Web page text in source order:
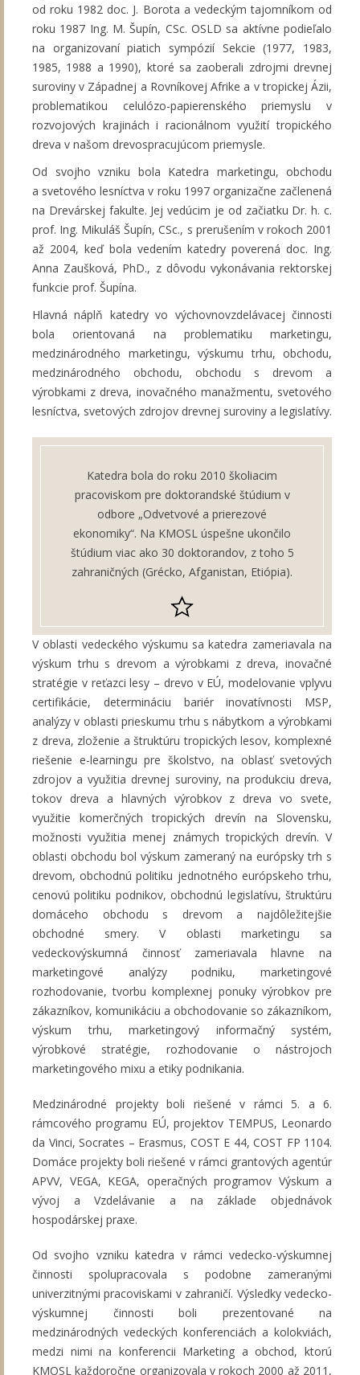
od roku 1982 doc. J. Borota a vedeckým tajomníkom od
roku 1987 Ing. M. Šupín, CSc. OSLD sa aktívne podieľalo
na organizovaní piatich sympózií Sekcie (1977, 1983,
1985, 1988 a 1990), ktoré sa zaoberali zdrojmi drevnej
suroviny v Západnej a Rovníkovej Afrike a v tropickej Ázii,
problematikou celulózo-papierenského priemyslu v
rozvojových krajinách i racionálnom využití tropického
dreva v našom drevospracujúcom priemysle.
Od svojho vzniku bola Katedra marketingu, obchodu
a svetového lesníctva v roku 1997 organizačne začlenená
na Drevárskej fakulte. Jej vedúcim je od začiatku Dr. h. c.
prof. Ing. Mikuláš Šupín, CSc., s prerušením v rokoch 2001
až 2004, keď bola vedením katedry poverená doc. Ing.
Anna Zaušková, PhD., z dôvodu vykonávania rektorskej
funkcie prof. Šupína.
Hlavná náplň katedry vo výchovnovzdelávacej činnosti
bola orientovaná na problematiku marketingu,
medzinárodného marketingu, výskumu trhu, obchodu,
medzinárodného obchodu, obchodu s drevom a
výrobkami z dreva, inovačného manažmentu, svetového
lesníctva, svetových zdrojov drevnej suroviny a legislatívy.
Katedra bola do roku 2010 školiacim
pracoviskom pre doktorandské štúdium v
odbore „Odvetvové a prierezové
ekonomiky“. Na KMOSL úspešne ukončilo
štúdium viac ako 30 doktorandov, z toho 5
zahraničných (Grécko, Afganistan, Etiópia).
V oblasti vedeckého výskumu sa katedra zameriavala na
výskum trhu s drevom a výrobkami z dreva, inovačné
stratégie v reťazci lesy – drevo v EÚ, modelovanie vplyvu
certifikácie, determináciu bariér inovatívnosti MSP,
analýzy v oblasti prieskumu trhu s nábytkom a výrobkami
z dreva, zloženie a štruktúru tropických lesov, komplexné
riešenie e-learningu pre školstvo, na oblasť svetových
zdrojov a využitia drevnej suroviny, na produkciu dreva,
tokov dreva a hlavných výrobkov z dreva vo svete,
využitie komerčných tropických drevín na Slovensku,
možnosti využitia menej známych tropických drevín. V
oblasti obchodu bol výskum zameraný na európsky trh s
drevom, obchodnú politiku jednotného európskeho trhu,
cenovú politiku podnikov, obchodnú legislatívu, štruktúru
domáceho obchodu s drevom a najdôležitejšie
obchodné smery. V oblasti marketingu sa
vedeckovýskumná činnosť zameriavala hlavne na
marketingové analýzy podniku, marketingové
rozhodovanie, tvorbu komplexnej ponuky výrobkov pre
zákazníkov, komunikáciu a obchodovanie so zákazníkom,
výskum trhu, marketingový informačný systém,
výrobkové stratégie, rozhodovanie o nástrojoch
marketingového mixu a etiky podnikania.
Medzinárodné projekty boli riešené v rámci 5. a 6.
rámcového programu EÚ, projektov TEMPUS, Leonardo
da Vinci, Socrates – Erasmus, COST E 44, COST FP 1104.
Domáce projekty boli riešené v rámci grantových agentúr
APVV, VEGA, KEGA, operačných programov Výskum a
vývoj a Vzdelávanie a na základe objednávok
hospodárskej praxe.
Od svojho vzniku katedra v rámci vedecko-výskumnej
činnosti spolupracovala s podobne zameranými
univerzitnými pracoviskami v zahraničí. Výsledky vedecko-
výskumnej činnosti boli prezentované na
medzinárodných vedeckých konferenciách a kolokviách,
medzi nimi na konferencii Marketing a obchod, ktorú
KMOSL každoročne organizovala v rokoch 2000 až 2011,